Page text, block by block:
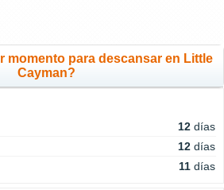
momento para descansar en Little
Cayman?
12 días
12 días
11 días